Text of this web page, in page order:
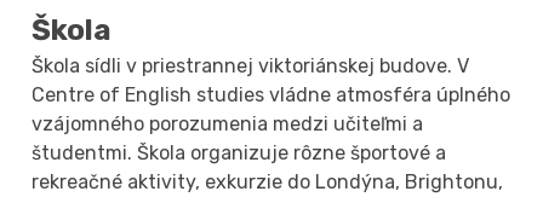
Škola
Škola sídli v priestrannej viktoriánskej budove. V
Centre of English studies vládne atmosféra úplného
vzájomného porozumenia medzi učiteľmi a
študentmi. Škola organizuje rôzne športové a
rekreačné aktivity, exkurzie do Londýna, Brightonu,